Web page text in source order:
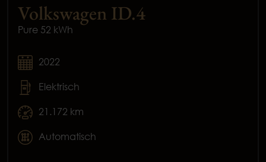
Volkswagen ID.4
Pure 52 kWh
2022
Elektrisch
21.172 km
Automatisch